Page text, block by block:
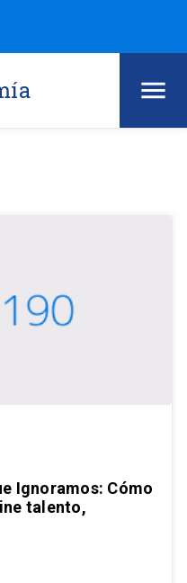
Ignoramos: Cómo
talento,